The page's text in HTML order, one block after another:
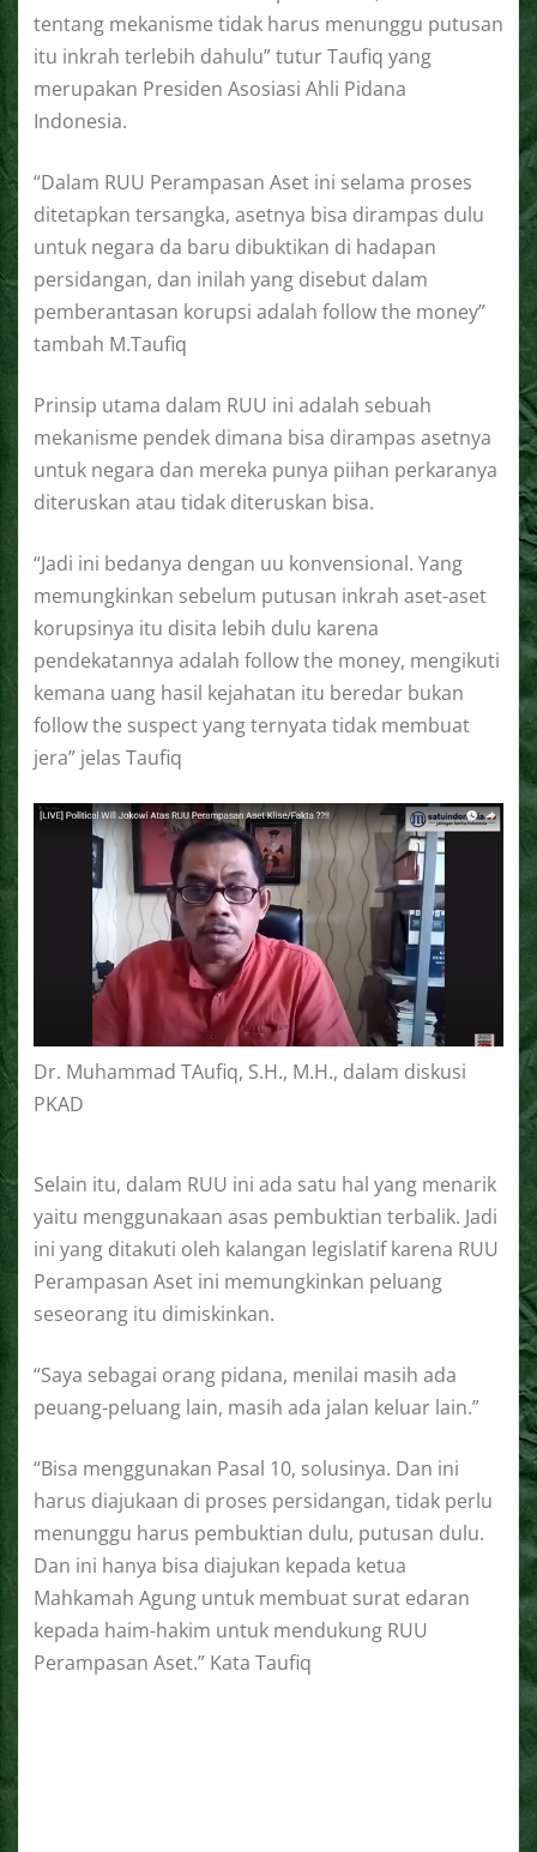
tentang mekanisme tidak harus menunggu putusan
itu inkrah terlebih dahulu” tutur Taufiq yang
merupakan Presiden Asosiasi Ahli Pidana
Indonesia.
“Dalam RUU Perampasan Aset ini selama proses
ditetapkan tersangka, asetnya bisa dirampas dulu
untuk negara da baru dibuktikan di hadapan
persidangan, dan inilah yang disebut dalam
pemberantasan korupsi adalah follow the money”
tambah M.Taufiq
Prinsip utama dalam RUU ini adalah sebuah
mekanisme pendek dimana bisa dirampas asetnya
untuk negara dan mereka punya piihan perkaranya
diteruskan atau tidak diteruskan bisa.
“Jadi ini bedanya dengan uu konvensional. Yang
memungkinkan sebelum putusan inkrah aset-aset
korupsinya itu disita lebih dulu karena
pendekatannya adalah follow the money, mengikuti
kemana uang hasil kejahatan itu beredar bukan
follow the suspect yang ternyata tidak membuat
jera” jelas Taufiq
Dr. Muhammad TAufiq, S.H., M.H., dalam diskusi
PKAD
Selain itu, dalam RUU ini ada satu hal yang menarik
yaitu menggunakaan asas pembuktian terbalik. Jadi
ini yang ditakuti oleh kalangan legislatif karena RUU
Perampasan Aset ini memungkinkan peluang
seseorang itu dimiskinkan.
“Saya sebagai orang pidana, menilai masih ada
peuang-peluang lain, masih ada jalan keluar lain.”
“Bisa menggunakan Pasal 10, solusinya. Dan ini
harus diajukaan di proses persidangan, tidak perlu
menunggu harus pembuktian dulu, putusan dulu.
Dan ini hanya bisa diajukan kepada ketua
Mahkamah Agung untuk membuat surat edaran
kepada haim-hakim untuk mendukung RUU
Perampasan Aset.” Kata Taufiq